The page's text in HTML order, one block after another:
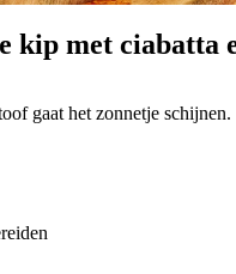
kip met ciabatta
gaat het zonnetje schijnen.